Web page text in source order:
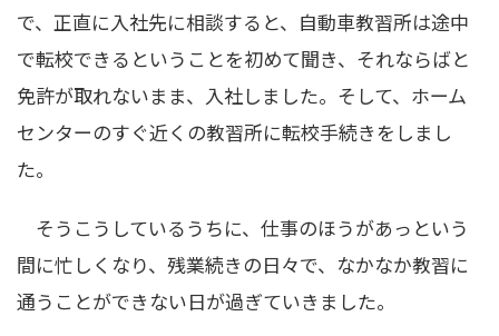
で、正直に入社先に相談すると、自動車教習所は途中
で転校できるということを初めて聞き、それならばと
免許が取れないまま、入社しました。そして、ホーム
センターのすぐ近くの教習所に転校手続きをしまし
た。
そうこうしているうちに、仕事のほうがあっという
間に忙しくなり、残業続きの日々で、なかなか教習に
通うことができない日が過ぎていきました。